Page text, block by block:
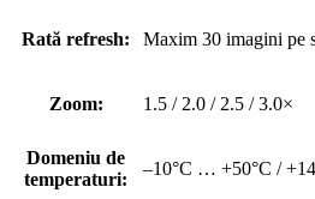
Rată refresh: Maxim 30 imagini pe
Zoom: 1.5 / 2.0 / 2.5 / 3.0×
Domeniu de
temperaturi:
–10°C … +50°C /